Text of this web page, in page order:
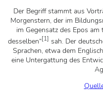
Der Begriff stammt aus
Morgenstern, der im
im Gegensatz des Epos
desselben“[1] sah. Der
Sprachen, etwa dem
eine Untergattung des